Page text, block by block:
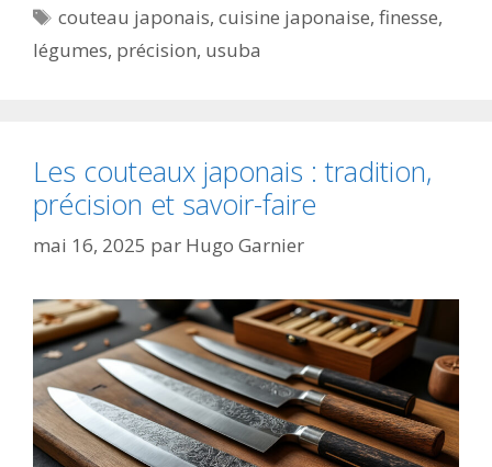
Étiquettes
couteau japonais,cuisine japonaise,finesse,
légumes, précision, usuba
Les couteaux japonais : tradition,
précision et savoir-faire
mai 16, 2025 par Hugo Garnier